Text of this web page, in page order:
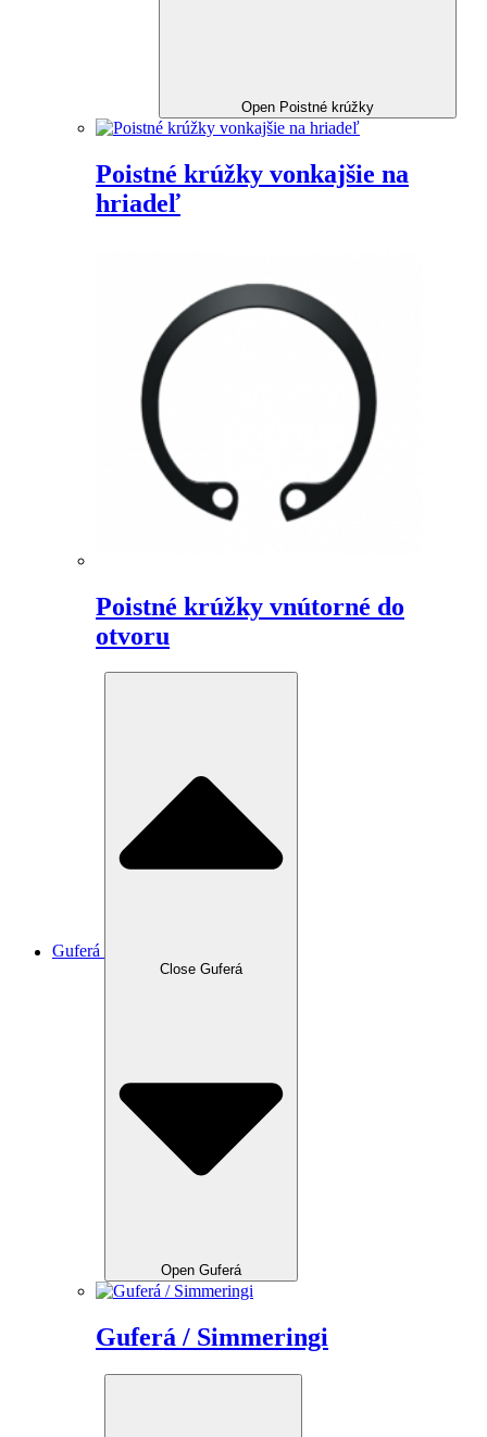
Open Poistné krúžky
Poistné krúžky vonkajšie na
hriadeľ
Poistné krúžky vnútorné do
otvoru
Guferá
Close Guferá
Open Guferá
Guferá / Simmeringi